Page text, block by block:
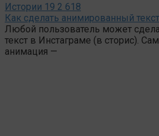
Истории 19 2 618
Как сделать анимированный
Любой пользователь может
текст в Инстаграме (в сторис).
анимация —